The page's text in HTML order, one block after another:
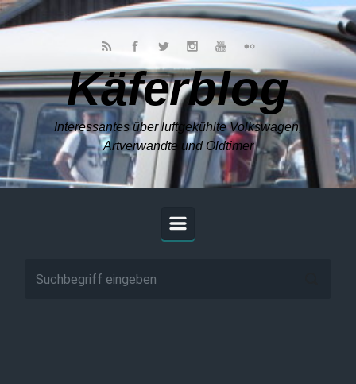
Zum Hauptinhalt springen
Käferblog
Interessantes über luftgekühlte Volkswagen,
Artverwandte und Oldtimer